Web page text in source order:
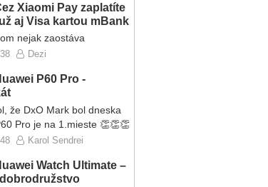
Xiaomi Pay zaplatíte
aj Visa kartou mBank
nejak zaostáva
Dezi
P60 Pro -
že DxO Mark bol dneska
Pro je na 1.mieste 👏👏👏
Karol Sendrei
Watch Ultimate –